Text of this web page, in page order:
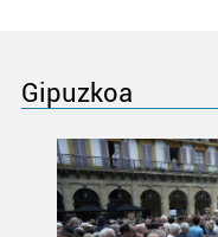
Gipuzkoa